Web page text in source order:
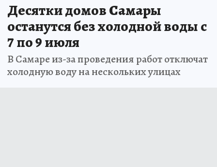
Десятки домов Самары
останутся без холодной воды с
7 по 9 июля
В Самаре из-за проведения работ отключат
холодную воду на нескольких улицах